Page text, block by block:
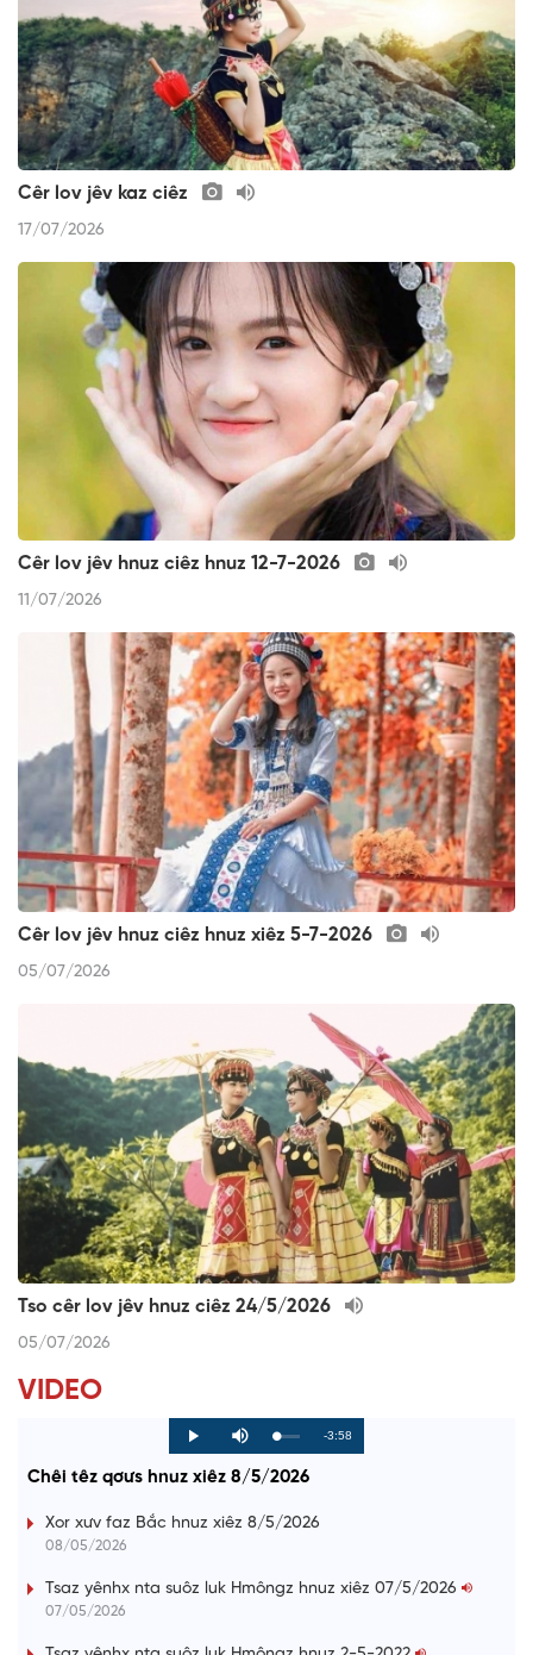
Cêr lov jêv kaz ciêz
17/07/2026
Cêr lov jêv hnuz ciêz hnuz 12-7-2026
11/07/2026
Cêr lov jêv hnuz ciêz hnuz xiêz 5-7-2026
05/07/2026
Tso cêr lov jêv hnuz ciêz 24/5/2026
05/07/2026
VIDEO
P
l
y
M
u
e
L
o
d
0
P
r
g
s
R
i
-3:58
Chêi têz qơưs hnuz xiêz 8/5/2026
Xor xưv faz Bắc hnuz xiêz 8/5/2026
08/05/2026
Tsaz yênhx nta suôz luk Hmôngz hnuz xiêz 07/5/2026
07/05/2026